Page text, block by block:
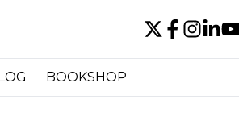
BOOKSHOP